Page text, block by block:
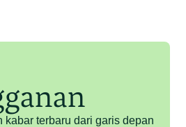
kabar terbaru dari garis depan